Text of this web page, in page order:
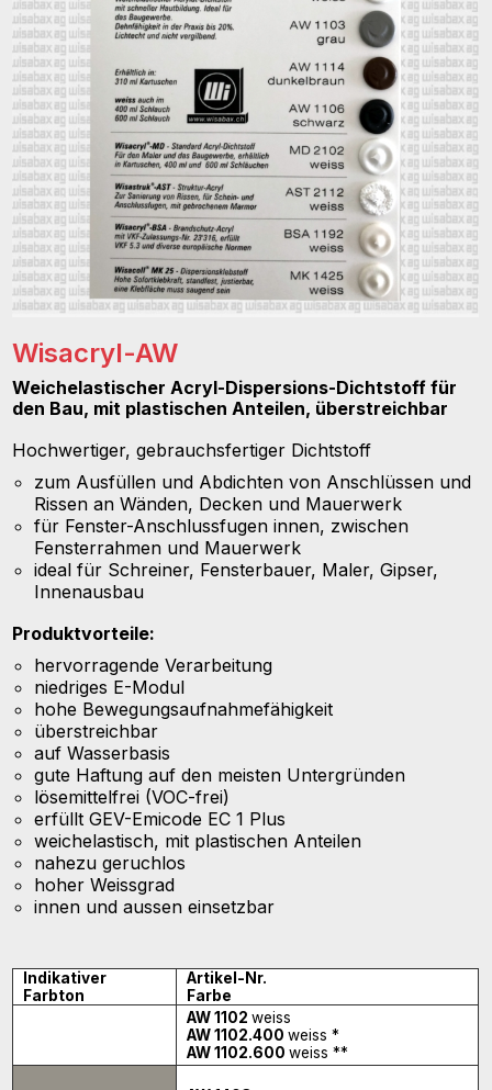
Wisacryl-AW
Weichelastischer Acryl-Dispersions-Dichtstoff für
den Bau, mit plastischen Anteilen, überstreichbar
Hochwertiger, gebrauchsfertiger Dichtstoff
zum Ausfüllen und Abdichten von Anschlüssen und
Rissen an Wänden, Decken und Mauerwerk
für Fenster-Anschlussfugen innen, zwischen
Fensterrahmen und Mauerwerk
ideal für Schreiner, Fensterbauer, Maler, Gipser,
Innenausbau
Produktvorteile:
hervorragende Verarbeitung
niedriges E-Modul
hohe Bewegungsaufnahmefähigkeit
überstreichbar
auf Wasserbasis
gute Haftung auf den meisten Untergründen
lösemittelfrei (VOC-frei)
erfüllt GEV-Emicode EC 1 Plus
weichelastisch, mit plastischen Anteilen
nahezu geruchlos
hoher Weissgrad
innen und aussen einsetzbar
Indikativer
Farbton
Artikel-Nr.
Farbe
AW 1102 weiss
AW 1102.400 weiss *
AW 1102.600 weiss **